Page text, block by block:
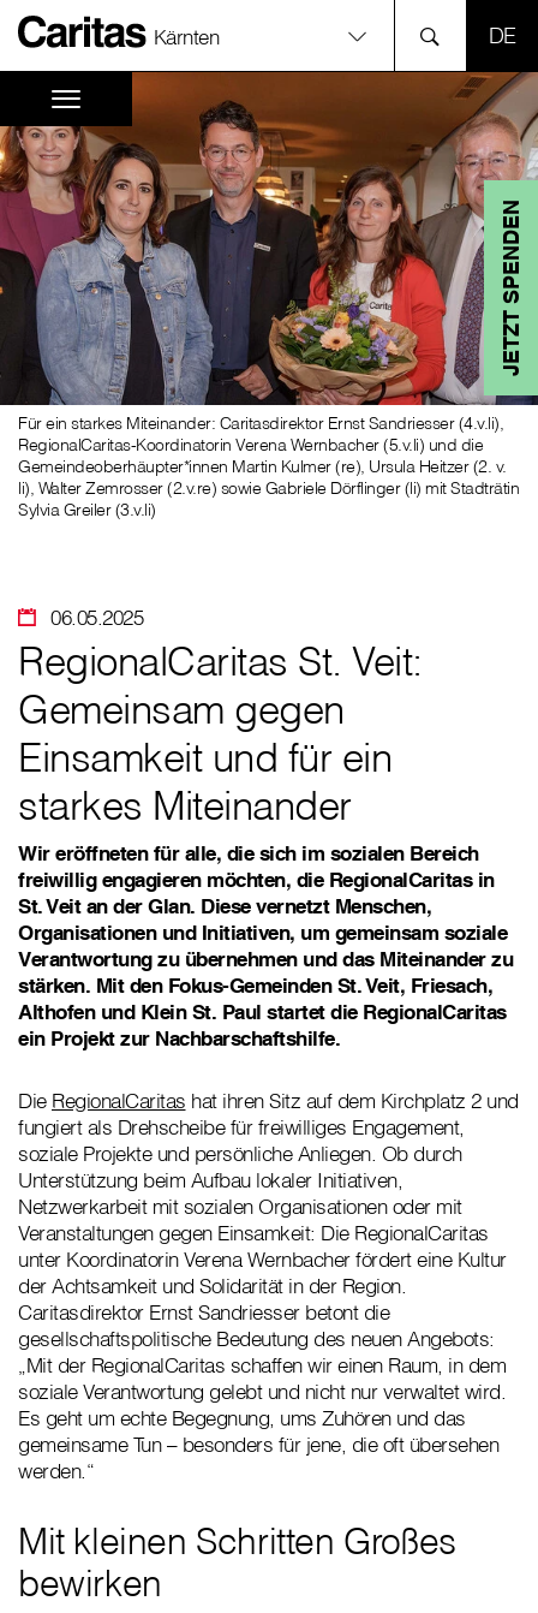
Kärnten
JETZT SPENDEN
Für ein starkes Miteinander: Caritasdirektor Ernst Sandriesser (4.v.li),
RegionalCaritas-Koordinatorin Verena Wernbacher (5.v.li) und die
Gemeindeoberhäupter*innen Martin Kulmer (re), Ursula Heitzer (2. v.
li), Walter Zemrosser (2.v.re) sowie Gabriele Dörflinger (li) mit Stadträtin
Sylvia Greiler (3.v.li)
06.05.2025
RegionalCaritas St. Veit:
Gemeinsam gegen
Einsamkeit und für ein
starkes Miteinander
Wir eröffneten für alle, die sich im sozialen Bereich
freiwillig engagieren möchten, die RegionalCaritas in
St. Veit an der Glan. Diese vernetzt Menschen,
Organisationen und Initiativen, um gemeinsam soziale
Verantwortung zu übernehmen und das Miteinander zu
stärken. Mit den Fokus-Gemeinden St. Veit, Friesach,
Althofen und Klein St. Paul startet die RegionalCaritas
ein Projekt zur Nachbarschaftshilfe.
Die RegionalCaritas hat ihren Sitz auf dem Kirchplatz 2 und
fungiert als Drehscheibe für freiwilliges Engagement,
soziale Projekte und persönliche Anliegen. Ob durch
Unterstützung beim Aufbau lokaler Initiativen,
Netzwerkarbeit mit sozialen Organisationen oder mit
Veranstaltungen gegen Einsamkeit: Die RegionalCaritas
unter Koordinatorin Verena Wernbacher fördert eine Kultur
der Achtsamkeit und Solidarität in der Region.
Caritasdirektor Ernst Sandriesser betont die
gesellschaftspolitische Bedeutung des neuen Angebots:
„Mit der RegionalCaritas schaffen wir einen Raum, in dem
soziale Verantwortung gelebt und nicht nur verwaltet wird.
Es geht um echte Begegnung, ums Zuhören und das
gemeinsame Tun – besonders für jene, die oft übersehen
werden.“
Mit kleinen Schritten Großes
bewirken